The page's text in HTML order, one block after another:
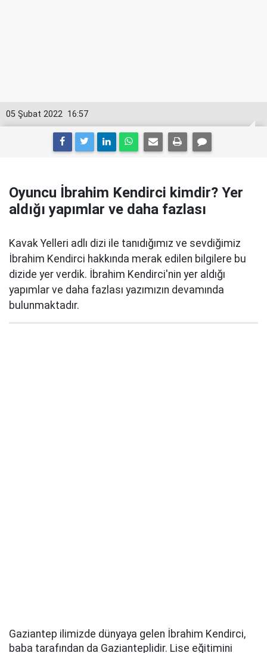
16:57
05 Şubat 2022
Oyuncu İbrahim Kendirci kimdir? Yer
aldığı yapımlar ve daha fazlası
Kavak Yelleri adlı dizi ile tanıdığımız ve sevdiğimiz
İbrahim Kendirci hakkında merak edilen bilgilere bu
dizide yer verdik. İbrahim Kendirci'nin yer aldığı
yapımlar ve daha fazlası yazımızın devamında
bulunmaktadır.
Gaziantep ilimizde dünyaya gelen İbrahim Kendirci,
baba tarafından da Gazianteplidir. Lise eğitimini